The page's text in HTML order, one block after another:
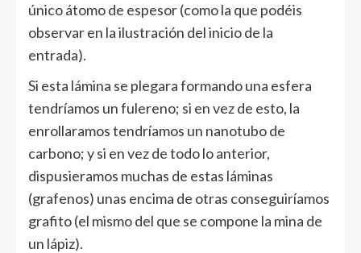
único átomo de espesor (como la que podéis
observar en la ilustración del inicio de la
entrada).
Si esta lámina se plegara formando una esfera
tendríamos un fulereno; si en vez de esto, la
enrollaramos tendríamos un nanotubo de
carbono; y si en vez de todo lo anterior,
dispusieramos muchas de estas láminas
(grafenos) unas encima de otras conseguiríamos
grafito (el mismo del que se compone la mina de
un lápiz).